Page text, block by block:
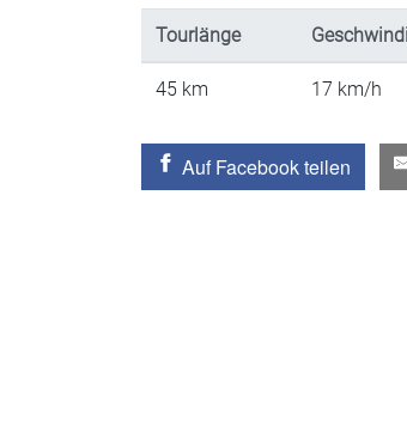
Tourlänge
45 km 17 km/h
Auf Facebook teilen